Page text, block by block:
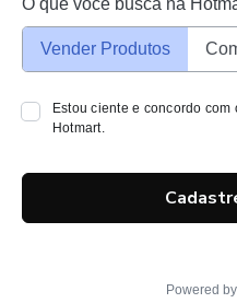
O que você busca na
Vender Produtos
Estou ciente e concordo com
Hotmart.
Powered by